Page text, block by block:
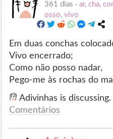
361 dias ·ar,cha,
osso,vivo
Em duas conchas
Vivo encerrado;
Como não posso nadar,
Pego-me às rochas do
Adivinhas is discussing.
Comentários